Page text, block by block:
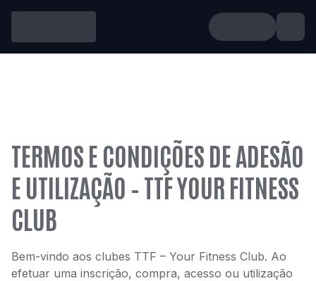
TERMOS E CONDIÇÕES DE ADESÃO
E UTILIZAÇÃO – TTF YOUR FITNESS
CLUB
Bem-vindo aos clubes TTF – Your Fitness Club. Ao
efetuar uma inscrição, compra, acesso ou utilização